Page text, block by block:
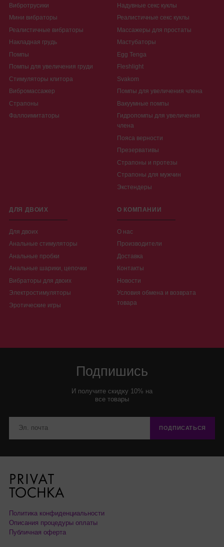
Вибротрусики
Мини вибраторы
Реалистичные вибраторы
Накладная грудь
Помпы
Помпы для увеличения груди
Стимуляторы клитора
Вибромассажер
Страпоны
Фаллоимитаторы
Надувные секс куклы
Реалистичные секс куклы
Массажеры для простаты
Мастубаторы
Egg Tenga
Fleshlight
Svakom
Помпы для увеличения члена
Вакуумные помпы
Гидропомпы для увеличения
члена
Пояса верности
Презервативы
Страпоны и протезы
Страпоны для мужчин
Экстендеры
ДЛЯ ДВОИХ
Для двоих
Анальные стимуляторы
Анальные пробки
Анальные шарики, цепочки
Вибраторы для двоих
Электростимуляторы
Эротические игры
О КОМПАНИИ
О нас
Производители
Доставка
Контакты
Новости
Условия обмена и возврата
товара
Подпишись
И получите скидку 10% на
все товары
ПОДПИСАТЬСЯ
Политика конфиденциальности
Описания процедуры оплаты
Публичная оферта